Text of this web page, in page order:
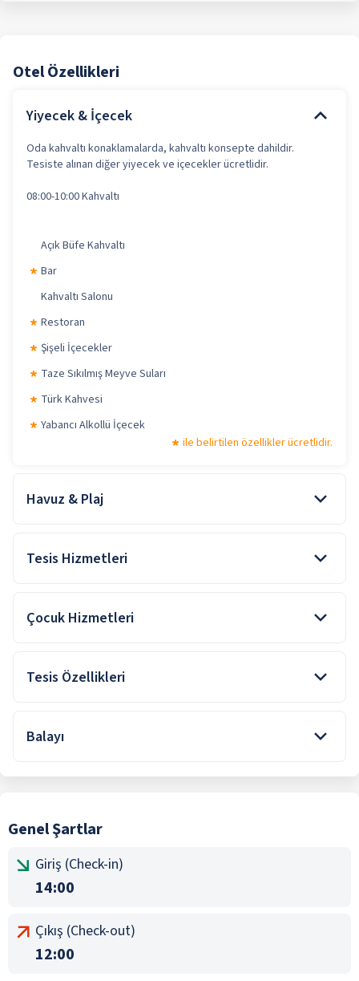
Otel Özellikleri
Yiyecek & İçecek
Oda kahvaltı konaklamalarda, kahvaltı konsepte dahildir.
Tesiste alınan diğer yiyecek ve içecekler ücretlidir.
08:00-10:00 Kahvaltı
Açık Büfe Kahvaltı
Bar
Kahvaltı Salonu
Restoran
Şişeli İçecekler
Taze Sıkılmış Meyve Suları
Türk Kahvesi
Yabancı Alkollü İçecek
ile belirtilen özellikler ücretlidir.
Havuz & Plaj
bulunmakta ve halk plajını kullanmaktadır.
Tesis Hizmetleri
Doktor
Wifi
Çocuk Hizmetleri
ile belirtilen özellikler ücretlidir.
Tesis Özellikleri
Plaja Yakın Otel
Balayı
Genel Şartlar
Giriş (Check-in)
14:00
Çıkış (Check-out)
12:00